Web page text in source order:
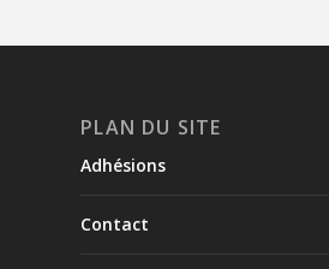
PLAN DU SITE
Adhésions
Contact